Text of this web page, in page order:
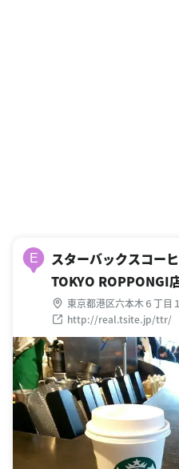
E
スターバックスコー
TOKYO ROPPONGI店
東京都港区六本木６丁目
坂通り
http://real.tsite.jp/ttr/